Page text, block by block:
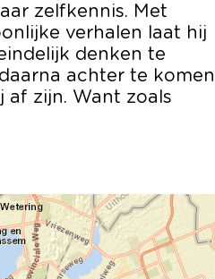
zelfkennis. Met
verhalen laat hij
denken te
achter te komen
af zijn. Want zoals